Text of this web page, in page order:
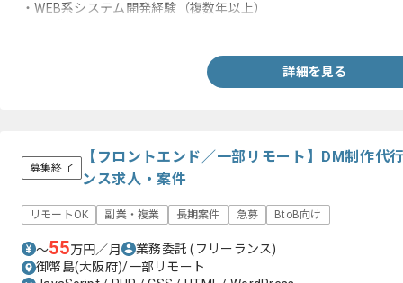
・WEB系システム開発経験（複数年以上）
詳細を見る
募集終了
【フロントエンド／一部リモート】DM制作代
ンス求人・案件
リモートOK 副業・複業 長期案件 急募 BtoB向け
〜55万円／月 業務委託(フリーランス)
御幣島(大阪府)/一部リモート